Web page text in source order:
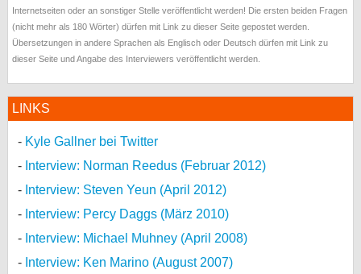
Internetseiten oder an sonstiger Stelle veröffentlicht werden! Die ersten beiden Fragen
(nicht mehr als 180 Wörter) dürfen mit Link zu dieser Seite gepostet werden.
Übersetzungen in andere Sprachen als Englisch oder Deutsch dürfen mit Link zu
dieser Seite und Angabe des Interviewers veröffentlicht werden.
LINKS
Kyle Gallner bei Twitter
Interview: Norman Reedus (Februar 2012)
Interview: Steven Yeun (April 2012)
Interview: Percy Daggs (März 2010)
Interview: Michael Muhney (April 2008)
Interview: Ken Marino (August 2007)